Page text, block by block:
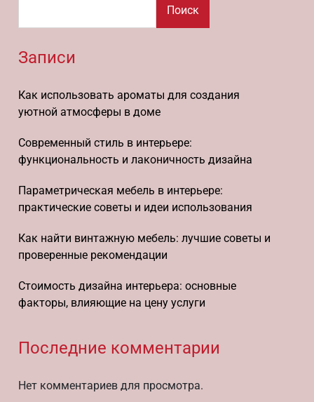
Поиск
Записи
Как использовать ароматы для создания
уютной атмосферы в доме
Современный стиль в интерьере:
функциональность и лаконичность дизайна
Параметрическая мебель в интерьере:
практические советы и идеи использования
Как найти винтажную мебель: лучшие советы и
проверенные рекомендации
Стоимость дизайна интерьера: основные
факторы, влияющие на цену услуги
Последние комментарии
Нет комментариев для просмотра.